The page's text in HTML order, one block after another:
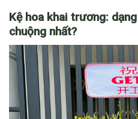
Kệ hoa khai trương:
chuộng nhất?